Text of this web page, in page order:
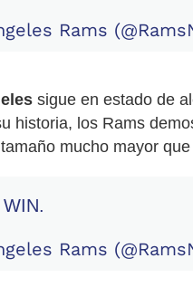
Rams
sigue en estado de
historia, los Rams
mucho mayor
Rams